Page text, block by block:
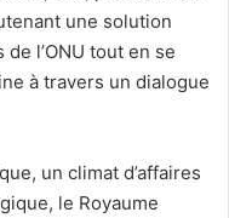
une solution
l’ONU tout en se
à travers un dialogue
un climat d’affaires
le Royaume